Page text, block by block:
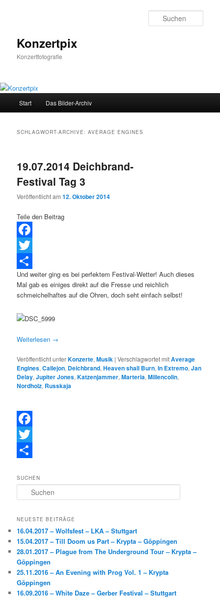
Konzertpix
Konzertfotografie
Start Das Bilder-Archiv
SCHLAGWORT-ARCHIVE:AVERAGE ENGINES
19.07.2014 Deichbrand-
Festival Tag 3
Veröffentlicht am12. Oktober 2014
Teile den Beitrag
Facebook
Twitter
Teilen
Und weiter ging es bei perfektem Festival-Wetter! Auch dieses
Mal gab es einiges direkt auf die Fresse und reichlich
schmeichelhaftes auf die Ohren, doch seht einfach selbst!
Weiterlesen →
Veröffentlicht unterKonzerte,Musik |Verschlagwortet mitAverage
Engines,Callejon, Deichbrand,Heaven shall Burn,In Extremo,Jan
Delay,Jupiter Jones,Katzenjammer,Marteria,Millencolin,
Nordholz, Russkaja
F
a
e
b
o
k
T
i
t
e
r
e
i
e
n
SUCHEN
u
h
n
NEUESTE BEITRÄGE
16.04.2017 – Wolfsfest – LKA – Stuttgart
15.04.2017 – Till Doom us Part – Krypta – Göppingen
28.01.2017 – Plague from The Underground Tour – Krypta –
Göppingen
25.11.2016 – An Evening with Prog Vol. 1 – Krypta
Göppingen
16.09.2016 – White Daze – Gerber Festival – Stuttgart